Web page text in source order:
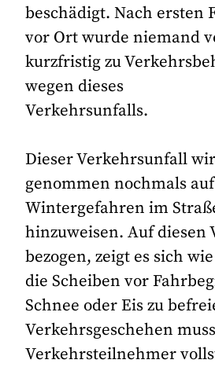
beschädigt. Nach ersten
vor Ort wurde niemand
kurzfristig zu
wegen dieses
Verkehrsunfalls.
Dieser Verkehrsunfall
genommen nochmals
Wintergefahren im
hinzuweisen. Auf diesen
bezogen, zeigt es sich
die Scheiben vor
Schnee oder Eis zu
Verkehrsgeschehen
Verkehrsteilnehmer